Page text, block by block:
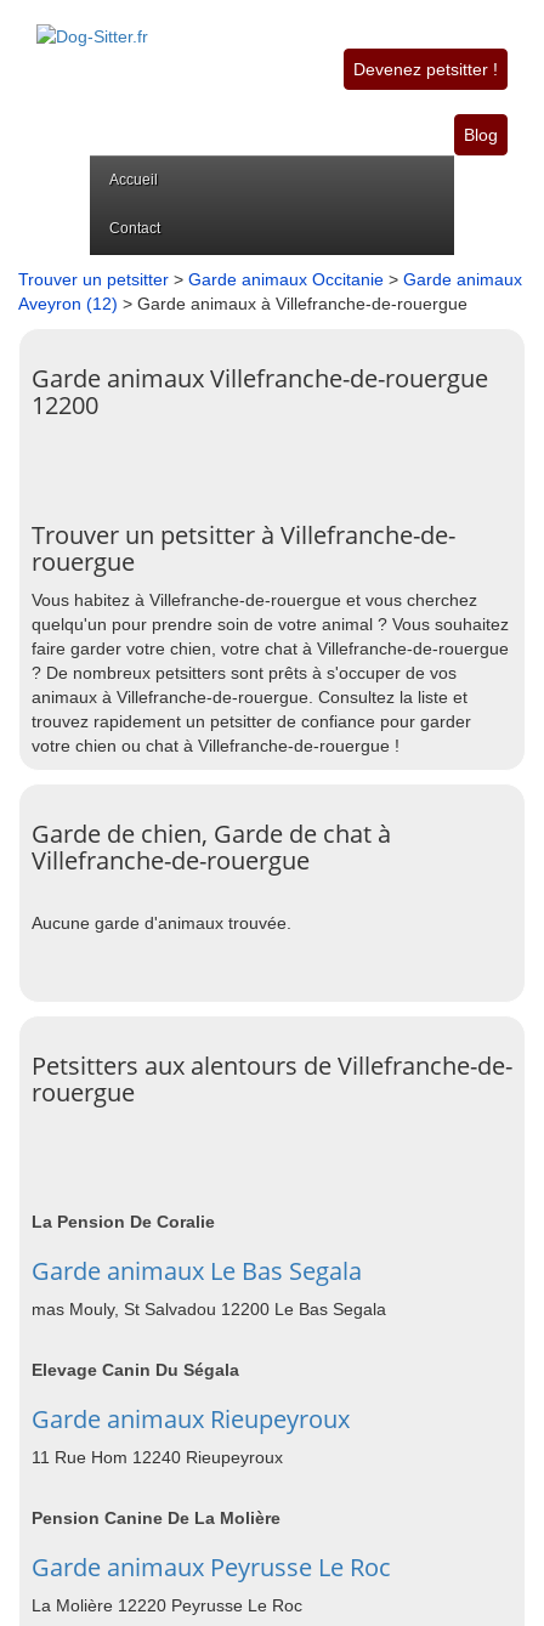
Devenez petsitter !
Blog
Accueil
Contact
Trouver un petsitter > Garde animaux Occitanie > Garde animaux
Aveyron (12) > Garde animaux à Villefranche-de-rouergue
Garde animaux Villefranche-de-rouergue
12200
Trouver un petsitter à Villefranche-de-
rouergue
Vous habitez à Villefranche-de-rouergue et vous cherchez
quelqu'un pour prendre soin de votre animal ? Vous souhaitez
faire garder votre chien, votre chat à Villefranche-de-rouergue
? De nombreux petsitters sont prêts à s'occuper de vos
animaux à Villefranche-de-rouergue. Consultez la liste et
trouvez rapidement un petsitter de confiance pour garder
votre chien ou chat à Villefranche-de-rouergue !
Garde de chien, Garde de chat à
Villefranche-de-rouergue
Aucune garde d'animaux trouvée.
Petsitters aux alentours de Villefranche-de-
rouergue
La Pension De Coralie
Garde animaux Le Bas Segala
mas Mouly, St Salvadou 12200 Le Bas Segala
Elevage Canin Du Ségala
Garde animaux Rieupeyroux
11 Rue Hom 12240 Rieupeyroux
Pension Canine De La Molière
Garde animaux Peyrusse Le Roc
La Molière 12220 Peyrusse Le Roc